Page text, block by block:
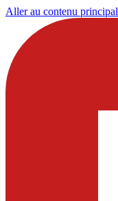
Aller au contenu principal